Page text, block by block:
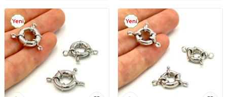
Yeni Yeni